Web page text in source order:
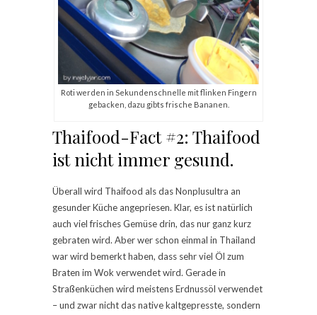
Roti werden in Sekundenschnelle mit flinken Fingern
gebacken, dazu gibts frische Bananen.
Thaifood-Fact #2: Thaifood
ist nicht immer gesund.
Überall wird Thaifood als das Nonplusultra an
gesunder Küche angepriesen. Klar, es ist natürlich
auch viel frisches Gemüse drin, das nur ganz kurz
gebraten wird. Aber wer schon einmal in Thailand
war wird bemerkt haben, dass sehr viel Öl zum
Braten im Wok verwendet wird. Gerade in
Straßenküchen wird meistens Erdnussöl verwendet
– und zwar nicht das native kaltgepresste, sondern